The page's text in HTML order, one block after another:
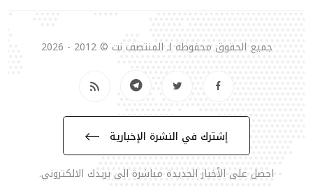
جميع الحقوق محفوظة لـ المنتصف نت © 2012 - 2026
إشترك في النشرة الإخبارية
احصل على الأخبار الجديدة مباشرة الى بريدك الالكتروني.